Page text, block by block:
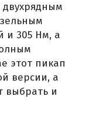
и 305 Нм, а
этот пикап
версии, а
выбрать и